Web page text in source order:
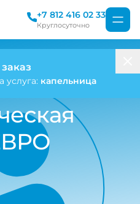
+7 812 416 02 33
Круглосуточно
услуга: капельница